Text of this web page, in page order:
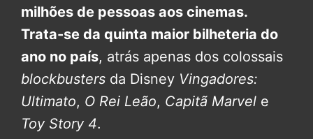
milhões de pessoas aos cinemas.
Trata-se da quinta maior bilheteria do
ano no país, atrás apenas dos colossais
blockbusters da Disney Vingadores:
Ultimato, O Rei Leão, Capitã Marvel e
Toy Story 4.